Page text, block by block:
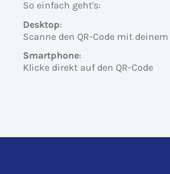
So einfach geht's:
Desktop:
Scanne den QR-Code mit
Smartphone:
Klicke direkt auf den QR-Code